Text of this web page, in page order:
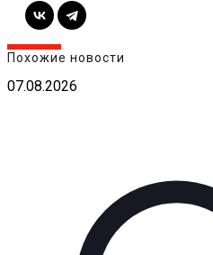
Похожие новости
07.08.2026